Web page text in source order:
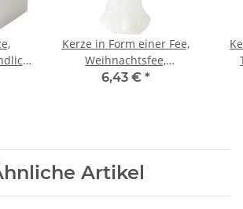
Kerze in Form einer Fee,
Weihnachtsfee,
Weihnachtskerze,
6,43 € *
Artikel